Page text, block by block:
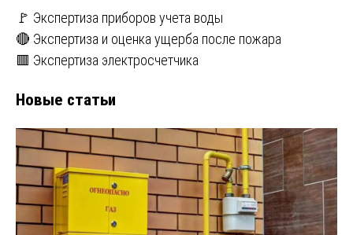
🚩 Экспертиза приборов учета воды
🔴 Экспертиза и оценка ущерба после пожара
🟥 Экспертиза электросчетчика
Новые статьи